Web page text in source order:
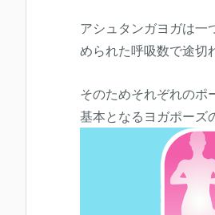
アシュタンガヨガは一
められた呼吸数で途切
そのためそれぞれのポ
基本となるヨガポーズ